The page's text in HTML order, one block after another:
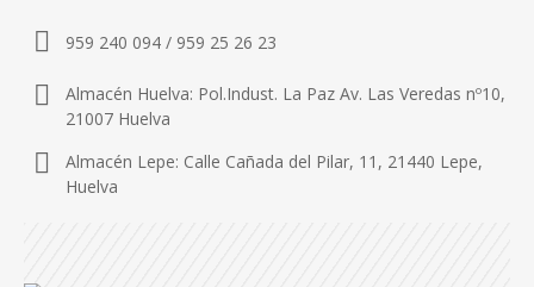
959 240 094 / 959 25 26 23
Almacén Huelva: Pol.Indust. La Paz Av. Las Veredas nº10,
21007 Huelva
Almacén Lepe: Calle Cañada del Pilar, 11, 21440 Lepe,
Huelva